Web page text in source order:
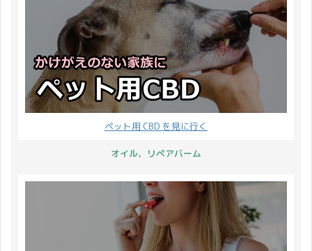
ペット用 CBD を見に行く
オイル、リペアバーム